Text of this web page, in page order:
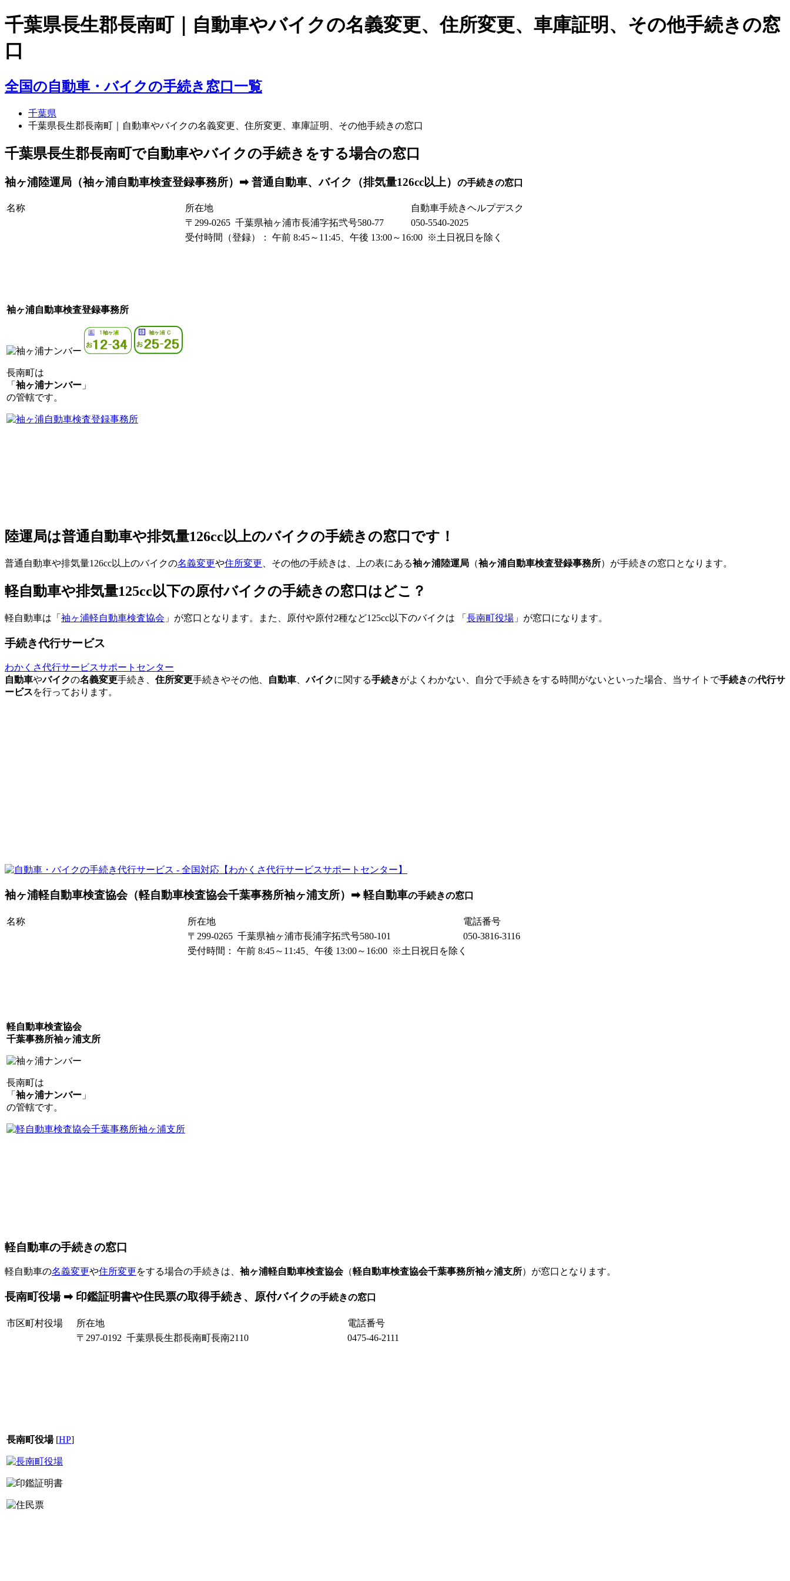
千葉県長生郡長南町｜自動車やバイクの名義変更、住所変更、車庫証明、その他手続きの窓
口
全国の自動車・バイクの手続き窓口一覧
千葉県
千葉県長生郡長南町｜自動車やバイクの名義変更、住所変更、車庫証明、その他手続きの窓口
千葉県長生郡長南町で自動車やバイクの手続きをする場合の窓口
袖ヶ浦陸運局（袖ヶ浦自動車検査登録事務所）➡ 普通自動車、バイク（排気量126cc以上） の手続きの窓口
名称 所在地 自動車手続きヘルプデスク
袖ヶ浦自動車検査登録事務所
長南町は
「 袖ヶ浦ナンバー 」
の管轄です。
〒299-0265 千葉県袖ヶ浦市長浦字拓弐号580-77
050-5540-2025
受付時間（登録）： 午前 8:45～11:45、午後 13:00～16:00 ※土日祝日を除く
陸運局は普通自動車や排気量126cc以上のバイクの手続きの窓口です！
普通自動車や排気量126cc以上のバイクの名義変更や住所変更 、その他の手続きは、上の表にある袖ヶ浦陸運局 （袖ヶ浦自動車検査登録事務所）が手続きの窓口となります。
軽自動車や排気量125cc以下の原付バイクの手続きの窓口はどこ？
軽自動車は「 袖ヶ浦軽自動車検査協会 」が窓口となります。また、原付や原付2種など125cc以下のバイクは 「 長南町役場 」が窓口になります。
手続き代行サービス
わかくさ代行サービスサポートセンター
自動車やバイクの名義変更手続き、 住所変更手続きやその他、 自動車 、バイクに関する手続きがよくわかない、自分で手続きをする時間がないといった場合、当サイトで手続きの代行サ
ービスを行っております。
袖ヶ浦軽自動車検査協会（軽自動車検査協会千葉事務所袖ヶ浦支所）➡ 軽自動車の手続きの窓口
名称 所在地 電話番号
軽自動車検査協会
千葉事務所袖ヶ浦支所
長南町は
「 袖ヶ浦ナンバー 」
の管轄です。
〒299-0265 千葉県袖ヶ浦市長浦字拓弐号580-101
050-3816-3116
受付時間： 午前 8:45～11:45、午後 13:00～16:00 ※土日祝日を除く
軽自動車の手続きの窓口
軽自動車の名義変更や住所変更をする場合の手続きは、 袖ヶ浦軽自動車検査協会（軽自動車検査協会千葉事務所袖ヶ浦支所）が窓口となります。
長南町役場 ➡ 印鑑証明書や住民票の取得手続き、原付バイクの手続きの窓口
市区町村役場 所在地 電話番号
長南町役場 [HP]
〒297-0192 千葉県長生郡長南町長南2110 0475-46-2111